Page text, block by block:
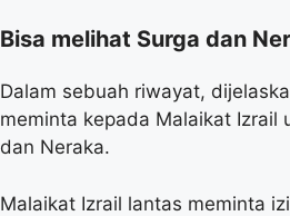
Bisa melihat Surga dan
Dalam sebuah riwayat,
meminta kepada Malaikat Izrail
dan Neraka.
Malaikat Izrail lantas meminta